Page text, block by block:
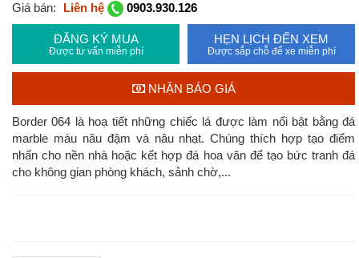
Giá bán:
Liên hệ 0903.930.126
ĐĂNG KÝ MUA
Được tư vấn miễn phí
HẸN LỊCH ĐẾN XEM
Được sắp chỗ để xe miễn phí
NHẬN BÁO GIÁ
Border 064 là hoạ tiết những chiếc lá được làm nổi bật bằng đá
marble màu nâu đậm và nâu nhạt. Chúng thích hợp tạo điểm
nhấn cho nền nhà hoặc kết hợp đá hoa văn để tạo bức tranh đá
cho không gian phòng khách, sảnh chờ,...